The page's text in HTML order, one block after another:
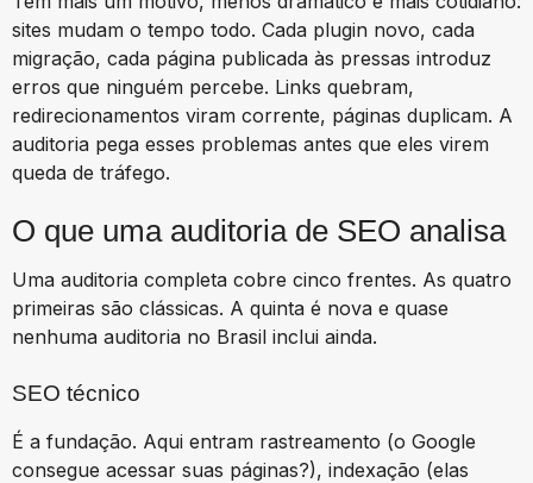
sites mudam o tempo todo. Cada plugin novo, cada
migração, cada página publicada às pressas introduz
erros que ninguém percebe. Links quebram,
redirecionamentos viram corrente, páginas duplicam. A
auditoria pega esses problemas antes que eles virem
queda de tráfego.
O que uma auditoria de SEO analisa
Uma auditoria completa cobre cinco frentes. As quatro
primeiras são clássicas. A quinta é nova e quase
nenhuma auditoria no Brasil inclui ainda.
SEO técnico
É a fundação. Aqui entram rastreamento (o Google
consegue acessar suas páginas?), indexação (elas